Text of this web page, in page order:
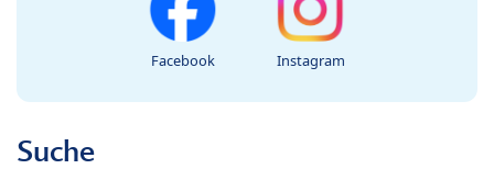
Facebook Instagram
Suche